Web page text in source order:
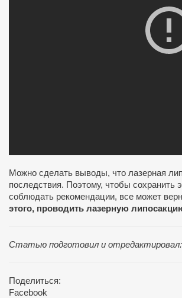
Можно сделать выводы, что лазерная
последствия. Поэтому, чтобы сохранить
соблюдать рекомендации, все может
этого, проводить лазерную
Статью подготовил и отредактировал:
Поделиться:
Facebook